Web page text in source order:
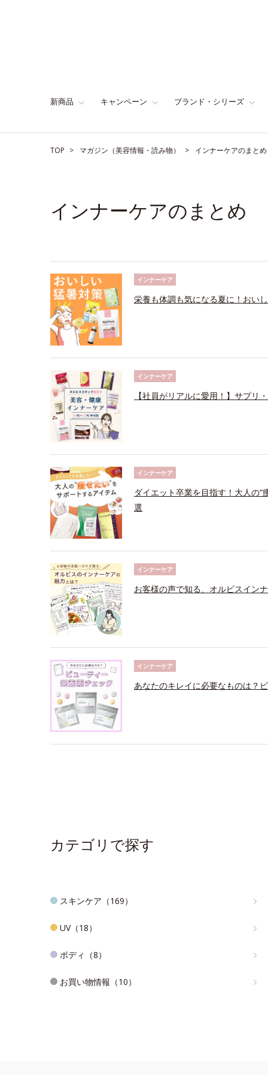
新商品 キャンペーン ブランド・シリーズ
TOP マガジン（美容情報・読み物） インナーケアのまとめ
インナーケアのまとめ
インナーケア
栄養も体調も気になる夏に！おい
インナーケア
【社員がリアルに愛用！】サプリ
インナーケア
ダイエット卒業を目指す！大人の
選
インナーケア
お客様の声で知る、オルビスイン
インナーケア
あなたのキレイに必要なものは？
カテゴリで探す
スキンケア（169）
UV（18）
ボディ（8）
お買い物情報（10）